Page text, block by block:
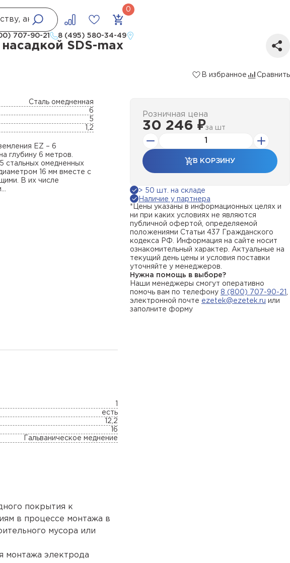
707-90-21 8 (495) 580-34-49
с насадкой SDS-max
SDS-max
В избранное Сравнить
Сталь омедненная
6
5
1,2
EZ – 6
глубину 6 метров.
стальных омедненных
16 мм вместе с
В их числе
Розничная цена
30 246 ₽за шт
В КОРЗИНУ
> 50 шт. на складе
Наличие у партнера
*Цены указаны в информационных целях и
ни при каких условиях не являются
публичной офертой, определяемой
положениями Статьи 437 Гражданского
кодекса РФ. Информация на сайте носит
ознакомительный характер. Актуальные на
текущий день цены и условия поставки
уточняйте у менеджеров.
Нужна помощь в выборе?
Наши менеджеры смогут оперативно
помочь вам по телефону 8 (800) 707-90-21
электронной почте ezetek@ezetek.ru или
заполните форму
есть
12,2
16
Гальваническое меднение
покрытия к
в процессе монтажа в
мусора или
монтажа электрода